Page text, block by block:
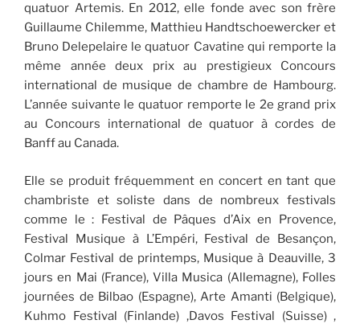
quatuor Artemis. En 2012, elle fonde avec son frère
Guillaume Chilemme, Matthieu Handtschoewercker et
Bruno Delepelaire le quatuor Cavatine qui remporte la
même année deux prix au prestigieux Concours
international de musique de chambre de Hambourg.
L’année suivante le quatuor remporte le 2e grand prix
au Concours international de quatuor à cordes de
Banff au Canada.
Elle se produit fréquemment en concert en tant que
chambriste et soliste dans de nombreux festivals
comme le : Festival de Pâques d’Aix en Provence,
Festival Musique à L’Empéri, Festival de Besançon,
Colmar Festival de printemps, Musique à Deauville, 3
jours en Mai (France), Villa Musica (Allemagne), Folles
journées de Bilbao (Espagne), Arte Amanti (Belgique),
Kuhmo Festival (Finlande) ,Davos Festival (Suisse) ,